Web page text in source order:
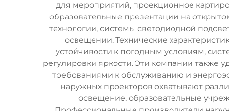
для мероприятий, проекционное
образовательные презентации на
технологии, системы светодиодной
освещении. Технические
устойчивости к погодным условиям,
регулировки яркости. Эти компании
требованиями к обслуживанию и
наружных проекторов охватывают
освещение, образовательные